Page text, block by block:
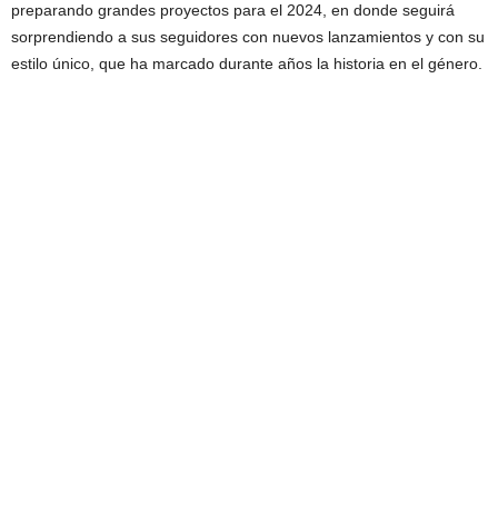
preparando grandes proyectos para el 2024, en donde seguirá
sorprendiendo a sus seguidores con nuevos lanzamientos y con su
estilo único, que ha marcado durante años la historia en el género.